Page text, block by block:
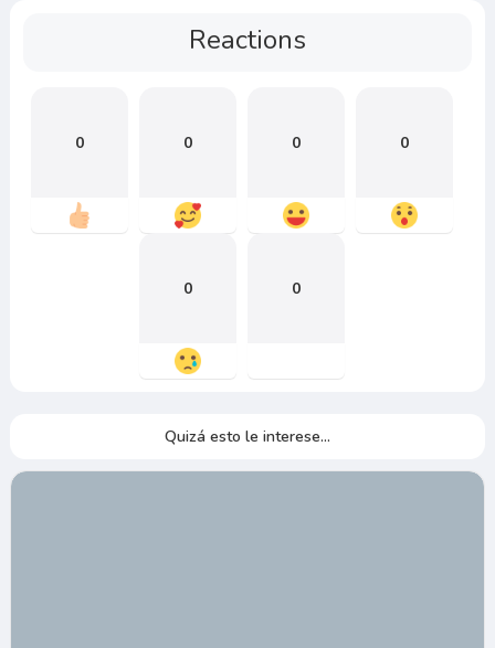
Reactions
0 0 0 0
0 0
Quizá esto le interese...